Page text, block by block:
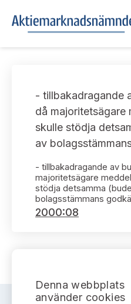
Om oss
Vårt uppdrag
Arbetssätt och jävsfrågor
Stadgar
Ledamöter
UTTALANDEN
Om nämndens uttalanden
Framställningar och
Uttalanden sorterade
Sök uttalanden
TAKEOVER-REGLER
Takeover-regler för
handelsplattformar
AKTUELLT
Nyheter och
KONTAKT
- tillbakadragande
då majoritetsägare
skulle stödja
av
- tillbakadragande av
majoritetsägare
stödja detsamma
bolagsstämmans
2000:08
Denna webbplats
använder cookies